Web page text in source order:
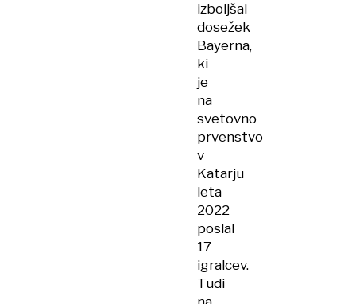
izboljšal
dosežek
Bayerna,
ki
je
na
svetovno
prvenstvo
v
Katarju
leta
2022
poslal
17
igralcev.
Tudi